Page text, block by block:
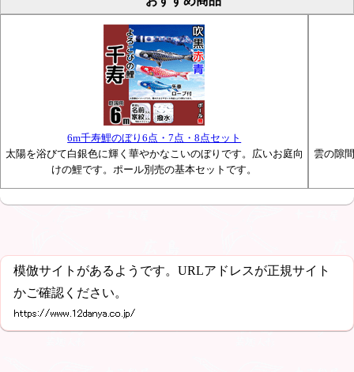
6m千寿鯉のぼり6点・7点・8点セット
太陽を浴びて白銀色に輝く華やかなこいのぼりです。広いお庭向
けの鯉です。ポール別売の基本セットです。
雲の隙
模倣サイトがあるようです。URLアドレスが正規サイト
かご確認ください。